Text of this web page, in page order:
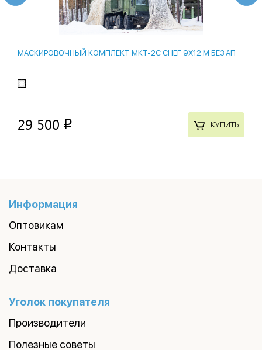
МАСКИРОВОЧНЫЙ КОМПЛЕКТ МКТ-2С СНЕГ 9Х12 М БЕЗ АП
29 500 p КУПИТЬ
Информация
Оптовикам
Контакты
Доставка
Уголок покупателя
Производители
Полезные советы